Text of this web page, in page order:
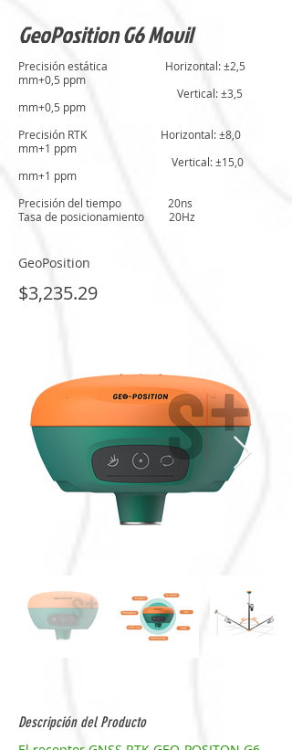
GeoPosition G6 Movil
Precisión estática Horizontal: ±2,5
mm+0,5 ppm
Vertical: ±3,5
mm+0,5 ppm
Precisión RTK Horizontal: ±8,0
mm+1 ppm
Vertical: ±15,0
mm+1 ppm
Precisión del tiempo 20ns
Tasa de posicionamiento 20Hz
GeoPosition
$3,235.29
Descripción del Producto